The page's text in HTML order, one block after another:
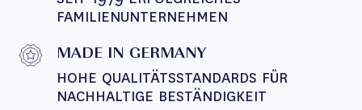
FAMILIENUNTERNEHMEN
MADE IN GERMANY
HOHE QUALITÄTSSTANDARDS FÜR
NACHHALTIGE BESTÄNDIGKEIT